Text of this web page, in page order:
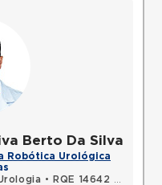
Berto Da Silva
Robótica Urológica
•
RQE 14642 - Cirurgia geral